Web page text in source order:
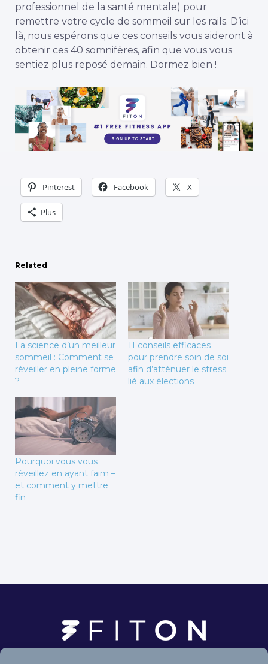
professionnel de la santé mentale) pour
remettre votre cycle de sommeil sur les rails. D’ici
là, nous espérons que ces conseils vous aideront à
obtenir ces 40 somnifères, afin que vous vous
sentiez plus reposé demain. Dormez bien !
Pinterest Facebook X
Plus
Related
La science d’un meilleur
sommeil : Comment se
réveiller en pleine forme
?
11 conseils efficaces
pour prendre soin de soi
afin d’atténuer le stress
lié aux élections
Pourquoi vous vous
réveillez en ayant faim –
et comment y mettre
fin